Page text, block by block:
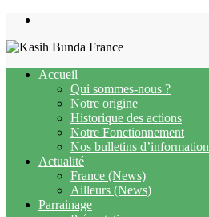
Skip
content
Accueil
Qui sommes-nous ?
Notre origine
Historique des actions
Notre Fonctionnement
Nos bulletins d’information
Actualité
France (News)
Ailleurs (News)
Parrainage